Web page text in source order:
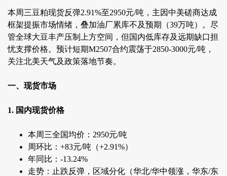
本周三豆粕现货反弹2.91%至2950元/吨，主因中美磋商达成
框架提振市场情绪，叠加油厂累库不及预期（39万吨）。尽
管全球大豆丰产压制上方空间，但国内低库存及远期缺口担
忧支撑价格。预计短期M2507合约震荡于2850-3000元/吨，
关注北美天气及政策落地节奏。
一、现货市场
1. 国内现货价格
本周三全国均价：2950元/吨
周环比：+83元/吨（+2.91%）
年同比：-13.24%
走势：止跌反弹，区域分化（华北/华中领涨，华东/东